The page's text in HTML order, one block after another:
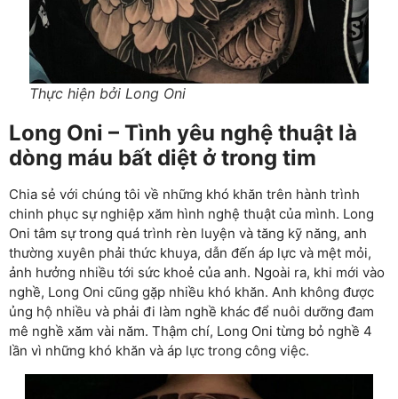
Thực hiện bởi Long Oni
Long Oni – Tình yêu nghệ thuật là
dòng máu bất diệt ở trong tim
Chia sẻ với chúng tôi về những khó khăn trên hành trình
chinh phục sự nghiệp xăm hình nghệ thuật của mình. Long
Oni tâm sự trong quá trình rèn luyện và tăng kỹ năng, anh
thường xuyên phải thức khuya, dẫn đến áp lực và mệt mỏi,
ảnh hưởng nhiều tới sức khoẻ của anh. Ngoài ra, khi mới vào
nghề, Long Oni cũng gặp nhiều khó khăn. Anh không được
ủng hộ nhiều và phải đi làm nghề khác để nuôi dưỡng đam
mê nghề xăm vài năm. Thậm chí, Long Oni từng bỏ nghề 4
lần vì những khó khăn và áp lực trong công việc.